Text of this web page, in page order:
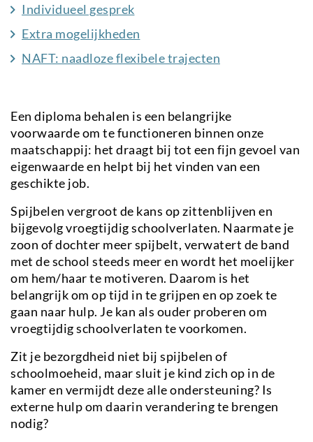
Individueel gesprek
Extra mogelijkheden
NAFT: naadloze flexibele trajecten
Een diploma behalen is een belangrijke
voorwaarde om te functioneren binnen onze
maatschappij: het draagt bij tot een fijn gevoel van
eigenwaarde en helpt bij het vinden van een
geschikte job.
Spijbelen vergroot de kans op zittenblijven en
bijgevolg vroegtijdig schoolverlaten. Naarmate je
zoon of dochter meer spijbelt, verwatert de band
met de school steeds meer en wordt het moelijker
om hem/haar te motiveren. Daarom is het
belangrijk om op tijd in te grijpen en op zoek te
gaan naar hulp. Je kan als ouder proberen om
vroegtijdig schoolverlaten te voorkomen.
Zit je bezorgdheid niet bij spijbelen of
schoolmoeheid, maar sluit je kind zich op in de
kamer en vermijdt deze alle ondersteuning? Is
externe hulp om daarin verandering te brengen
nodig?